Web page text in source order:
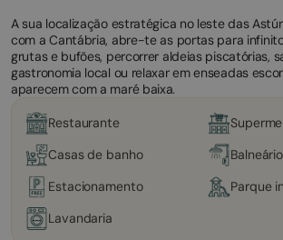
A sua localização estratégica no leste das
com a Cantábria, abre-te as portas para
grutas e bufões, percorrer aldeias piscatórias,
gastronomia local ou relaxar em enseadas
aparecem com a maré baixa.
Restaurante
Casas de banho
Estacionamento
Parque
Lavandaria